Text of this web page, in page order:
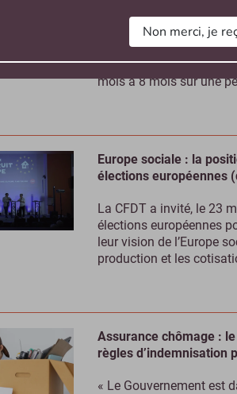
La réforme de
notamment les
passant de 6 mois
mois à 8 mois sur une
Europe sociale : la
élections européennes
La CFDT a invité, le 23
élections européennes
leur vision de l’Europe
production et les
Assurance chômage :
règles d’indemnisation
« Le Gouvernement est
Non merci, je